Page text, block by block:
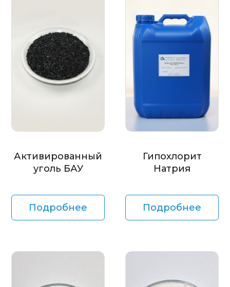
Активированный
уголь БАУ
Подробнее
Гипохлорит
Натрия
Подробнее